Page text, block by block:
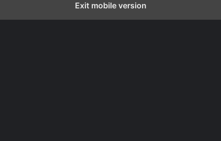
Exit mobile version